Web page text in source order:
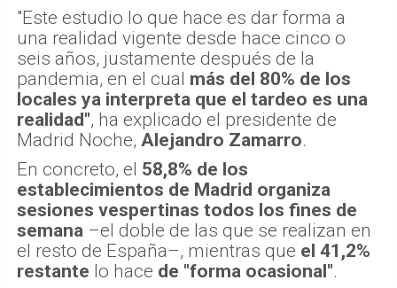
"Este estudio lo que hace es dar forma a
una realidad vigente desde hace cinco o
seis años, justamente después de la
pandemia, en el cual más del 80% de los
locales ya interpreta que el tardeo es una
realidad", ha explicado el presidente de
Madrid Noche, Alejandro Zamarro.
En concreto, el 58,8% de los
establecimientos de Madrid organiza
sesiones vespertinas todos los fines de
semana –el doble de las que se realizan en
el resto de España–, mientras que el 41,2%
restante lo hace de "forma ocasional".